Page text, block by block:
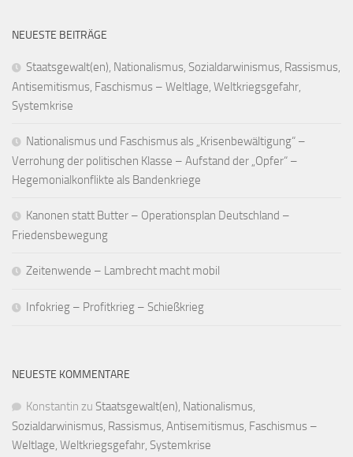
NEUESTE BEITRÄGE
Staatsgewalt(en), Nationalismus, Sozialdarwinismus, Rassismus,
Antisemitismus, Faschismus – Weltlage, Weltkriegsgefahr,
Systemkrise
Nationalismus und Faschismus als „Krisenbewältigung“ –
Verrohung der politischen Klasse – Aufstand der „Opfer“ –
Hegemonialkonflikte als Bandenkriege
Kanonen statt Butter – Operationsplan Deutschland –
Friedensbewegung
Zeitenwende – Lambrecht macht mobil
Infokrieg – Profitkrieg – Schießkrieg
NEUESTE KOMMENTARE
Konstantin zu Staatsgewalt(en), Nationalismus,
Sozialdarwinismus, Rassismus, Antisemitismus, Faschismus –
Weltlage, Weltkriegsgefahr, Systemkrise